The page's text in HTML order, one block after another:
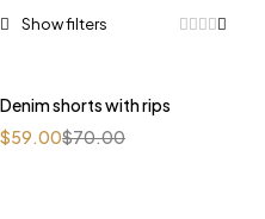
-16%
Denim shorts with rips
$70.00
$59.00